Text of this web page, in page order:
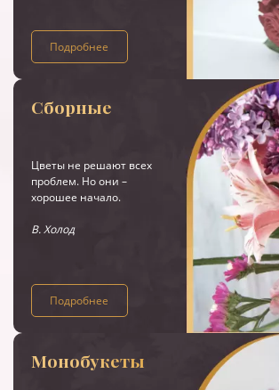
Подробнее
Сборные
Цветы не решают всех
проблем. Но они –
хорошее начало.
В. Холод
Подробнее
Монобукеты